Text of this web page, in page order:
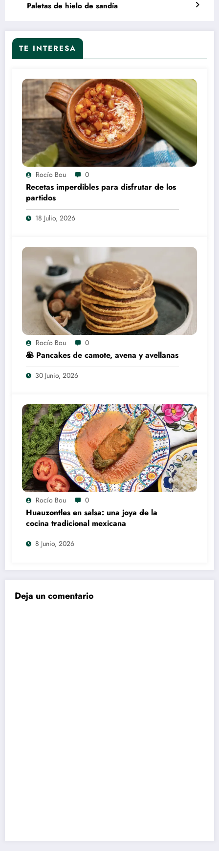
Paletas de hielo de sandía
TE INTERESA
Rocío Bou 0
Recetas imperdibles para disfrutar de los
partidos
18 Julio, 2026
Rocío Bou 0
🥞 Pancakes de camote, avena y avellanas
30 Junio, 2026
Rocío Bou 0
Huauzontles en salsa: una joya de la
cocina tradicional mexicana
8 Junio, 2026
Deja un comentario